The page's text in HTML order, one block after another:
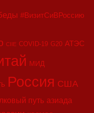
#ВизитСиВРоссию
CIIE COVID-19 G20 АТЭС
МИД
Россия США
путь азиада